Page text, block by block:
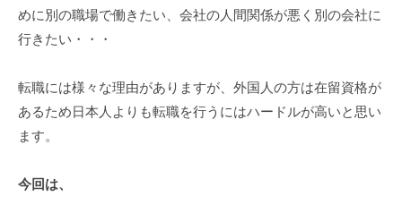
めに別の職場で働きたい、会社の人間関係が悪く別の会社に
行きたい・・・
転職には様々な理由がありますが、外国人の方は在留資格が
あるため日本人よりも転職を行うにはハードルが高いと思い
ます。
今回は、